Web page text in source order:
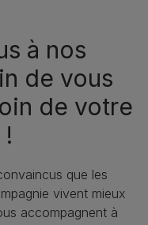
à nos
de vous
de votre
que les
vivent mieux
accompagnent à